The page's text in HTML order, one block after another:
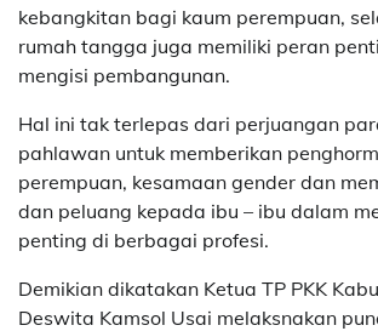
kebangkitan bagi kaum perempuan,
rumah tangga juga memiliki peran
mengisi pembangunan.
Hal ini tak terlepas dari perjuangan
pahlawan untuk memberikan
perempuan, kesamaan gender dan
dan peluang kepada ibu – ibu dalam
penting di berbagai profesi.
Demikian dikatakan Ketua TP PKK
Deswita Kamsol Usai melaksnakan